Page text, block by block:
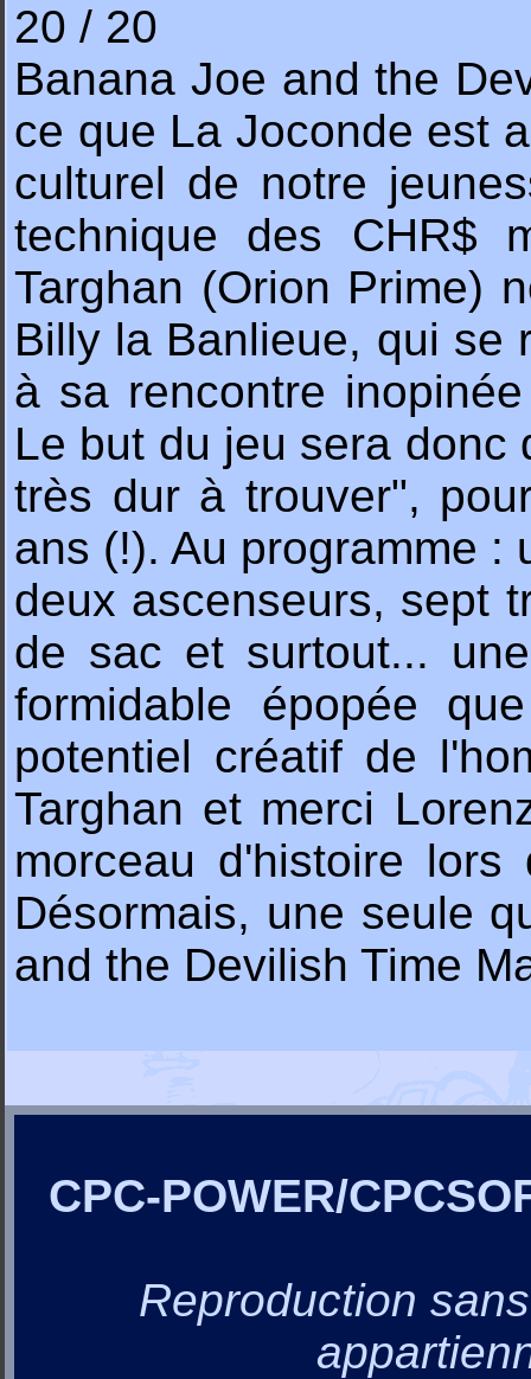
20 / 20
Banana Joe and the
ce que La Joconde est
culturel de notre
technique des CHR$
Targhan (Orion Prime)
Billy la Banlieue, qui se
à sa rencontre
Le but du jeu sera donc
très dur à trouver",
ans (!). Au programme :
deux ascenseurs, sept
de sac et surtout...
formidable épopée
potentiel créatif de
Targhan et merci
morceau d'histoire
Désormais, une seule
and the Devilish Time
CPC-POWER/
Reproduction